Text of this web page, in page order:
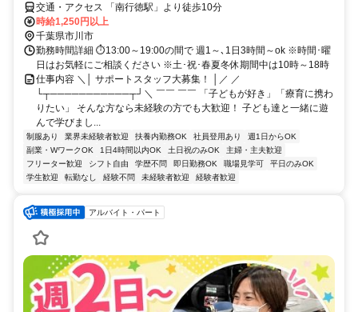
交通・アクセス 「南行徳駅」より徒歩10分
時給1,250円以上
千葉県市川市
勤務時間詳細 ⏱13:00～19:00の間で 週1～､1日3時間～ok ※時間･曜
日はお気軽にご相談ください ※土･祝･春夏冬休期間中は10時～18時
仕事内容 ＼│ サポートスタッフ大募集！ │／ ／
└┬───────────┬┘＼ ￣￣ ￣￣ 「子どもが好き」「療育に携わ
りたい」 そんな方なら未経験の方でも大歓迎！ 子ども達と一緒に遊
んで学びまし...
制服あり 業界未経験者歓迎 扶養内勤務OK 社員登用あり
週1日からOK
副業・WワークOK
1日4時間以内OK 土日祝のみOK
主婦・主夫歓迎
フリーター歓迎
シフト自由 学歴不問 即日勤務OK 職場見学可
平日のみOK
学生歓迎
転勤なし 経験不問 未経験者歓迎 経験者歓迎
アルバイト・パート